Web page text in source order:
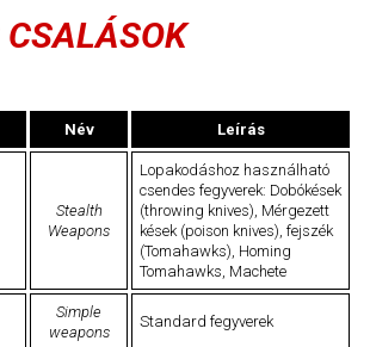
CSALÁSOK
Név Leírás
Stealth
Weapons
Lopakodáshoz használható
csendes fegyverek: Dobókések
(throwing knives), Mérgezett
kések (poison knives), fejszék
(Tomahawks), Homing
Tomahawks, Machete
Simple
weapons
Standard fegyverek